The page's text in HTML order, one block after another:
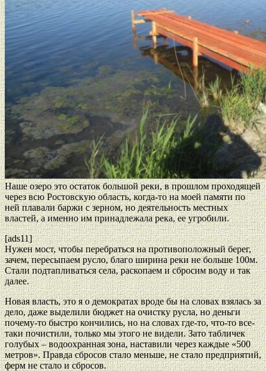
Наше озеро это остаток большой реки, в прошлом проходящей
через всю Ростовскую область, когда-то на моей памяти по
ней плавали баржи с зерном, но деятельность местных
властей, а именно им принадлежала река, ее угробили.
[ads11]
Нужен мост, чтобы перебраться на противоположный берег,
зачем, пересыпаем русло, благо ширина реки не больше 100м.
Стали подтапливаться села, раскопаем и сбросим воду и так
далее.
Новая власть, это я о демократах вроде бы на словах взялась за
дело, даже выделили бюджет на очистку русла, но деньги
почему-то быстро кончились, но на словах где-то, что-то все-
таки почистили, только мы этого не видели. Зато табличек
голубых – водоохранная зона, наставили через каждые «500
метров». Правда сбросов стало меньше, не стало предприятий,
ферм не стало и сбросов.